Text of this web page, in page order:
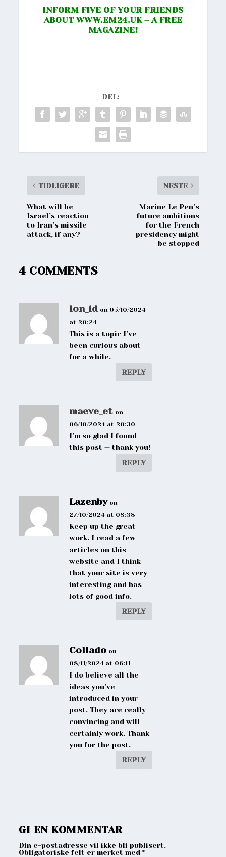
INFORM FIVE OF YOUR FRIENDS
ABOUTWWW.EM24.UK– A FREE
MAGAZINE!
DEL:
TIDLIGERE
What will be
Israel’s reaction
to Iran’s missile
attack, if any?
NESTE
Marine Le Pen’s
future ambitions
for the French
presidency might
be stopped
4 COMMENTS
lon_id on 05/10/2024
at 20:24
This is a topic I’ve
been curious about
for a while.
REPLY
maeve_et on
06/10/2024 at 20:30
I’m so glad I found
this post — thank you!
REPLY
Lazenby on
27/10/2024 at 08:38
Keep up the great
work. I read a few
articles on this
website and I think
that your site is very
interesting and has
lots of good info.
REPLY
Collado on
08/11/2024 at 06:11
I do believe all the
ideas you’ve
introduced in your
post. They are really
convincing and will
certainly work. Thank
you for the post.
REPLY
GI EN KOMMENTAR
Din e-postadresse vil ikke bli publisert.
Obligatoriske felt er merket med*